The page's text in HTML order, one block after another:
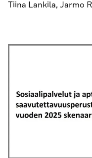
Tiina Lankila, Jarmo